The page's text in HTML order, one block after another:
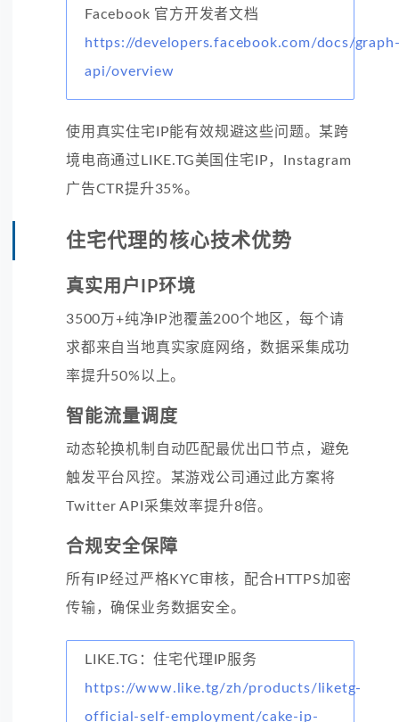
Facebook 官方开发者文档
https://developers.facebook.com/docs/
api/overview
使用真实住宅IP能有效规避这些问题。某跨
境电商通过LIKE.TG美国住宅IP，Instagram
广告CTR提升35%。
住宅代理的核心技术优势
真实用户IP环境
3500万+纯净IP池覆盖200个地区，每个请
求都来自当地真实家庭网络，数据采集成功
率提升50%以上。
智能流量调度
动态轮换机制自动匹配最优出口节点，避免
触发平台风控。某游戏公司通过此方案将
Twitter API采集效率提升8倍。
合规安全保障
所有IP经过严格KYC审核，配合HTTPS加密
传输，确保业务数据安全。
LIKE.TG：住宅代理IP服务
https://www.like.tg/zh/products/liketg-
official-self-employment/cake-ip-